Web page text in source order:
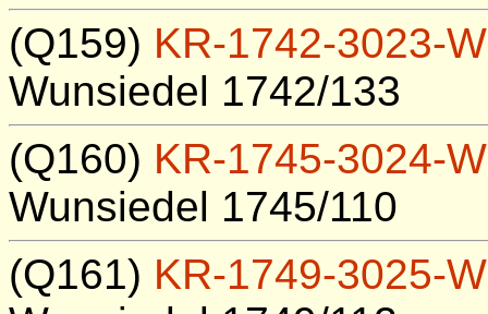
(Q159) KR-1742-3023-
Wunsiedel 1742/133
(Q160) KR-1745-3024-
Wunsiedel 1745/110
(Q161) KR-1749-3025-